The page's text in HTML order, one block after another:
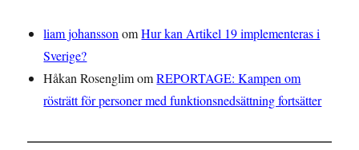
liam johansson omHur kan Artikel 19 implementeras i
Sverige?
Håkan RosenglimomREPORTAGE: Kampen om
rösträtt för personer med funktionsnedsättning fortsätter